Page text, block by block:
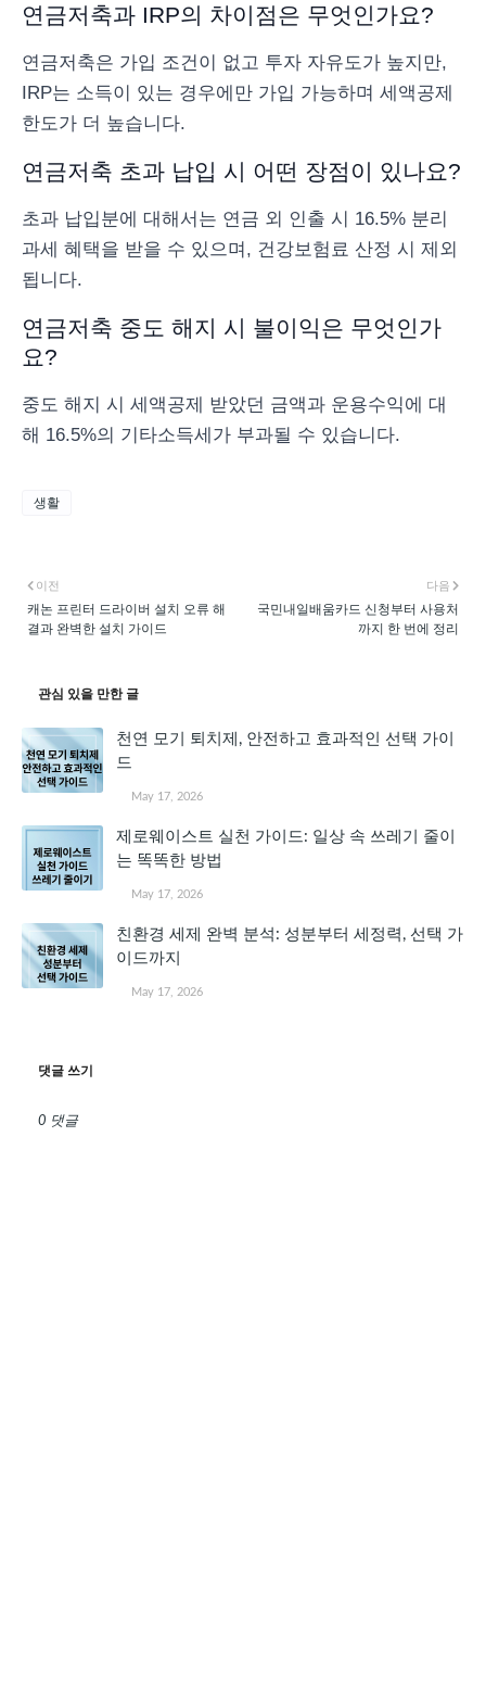
연금저축과 IRP의 차이점은 무엇인가요?
연금저축은 가입 조건이 없고 투자 자유도가 높지만,
IRP는 소득이 있는 경우에만 가입 가능하며 세액공제
한도가 더 높습니다.
연금저축 초과 납입 시 어떤 장점이 있나요?
초과 납입분에 대해서는 연금 외 인출 시 16.5% 분리
과세 혜택을 받을 수 있으며, 건강보험료 산정 시 제외
됩니다.
연금저축 중도 해지 시 불이익은 무엇인가
요?
중도 해지 시 세액공제 받았던 금액과 운용수익에 대
해 16.5%의 기타소득세가 부과될 수 있습니다.
생활
다음
국민내일배움카드 신청부터 사용처
까지 한 번에 정리
이전
캐논 프린터 드라이버 설치 오류 해
결과 완벽한 설치 가이드
관심 있을 만한 글
천연 모기 퇴치제, 안전하고 효과적인 선택 가이
드
May 17, 2026
제로웨이스트 실천 가이드: 일상 속 쓰레기 줄이
는 똑똑한 방법
May 17, 2026
친환경 세제 완벽 분석: 성분부터 세정력, 선택 가
이드까지
May 17, 2026
댓글 쓰기
0 댓글